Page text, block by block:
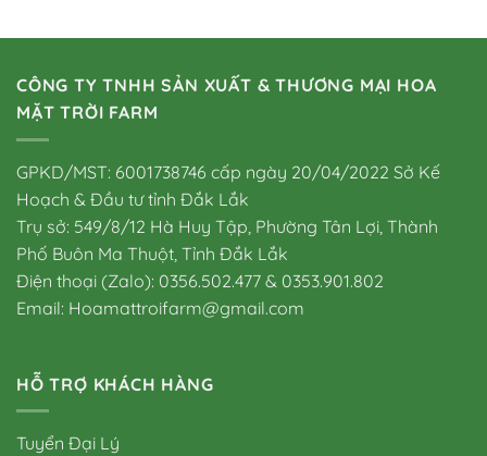
CÔNG TY TNHH SẢN XUẤT & THƯƠNG MẠI HOA
MẶT TRỜI FARM
GPKD/MST: 6001738746 cấp ngày 20/04/2022 Sở Kế
Hoạch & Đầu tư tỉnh Đắk Lắk
Trụ sở: 549/8/12 Hà Huy Tập, Phường Tân Lợi, Thành
Phố Buôn Ma Thuột, Tỉnh Đắk Lắk
Điện thoại (Zalo): 0356.502.477 & 0353.901.802
Email: Hoamattroifarm@gmail.com
HỖ TRỢ KHÁCH HÀNG
Tuyển Đại Lý